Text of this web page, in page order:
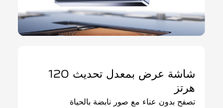
شاشة عرض بمعدل تحديث 120
هرتز
تصفح بدون عناء مع صور نابضة بالحياة